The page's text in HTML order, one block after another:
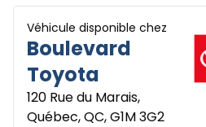
Véhicule disponible chez
Boulevard
Toyota
120 Rue du Marais,
Québec, QC, G1M 3G2